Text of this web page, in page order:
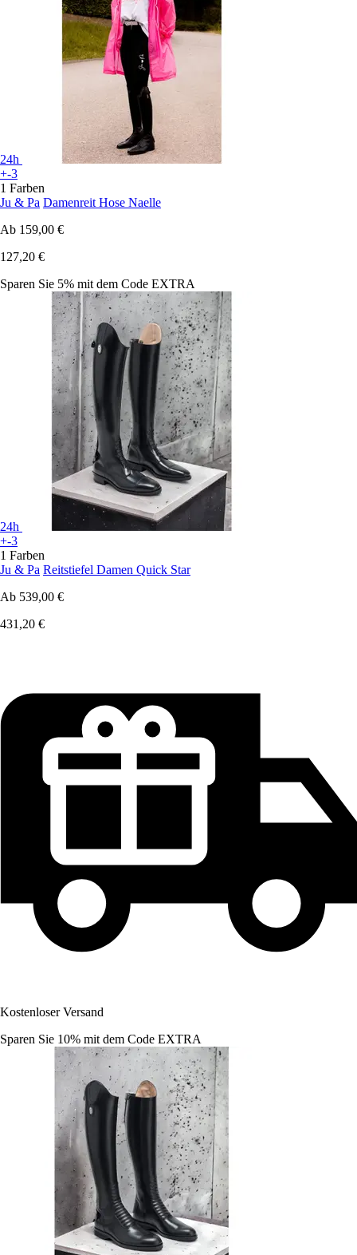
24h
+-3
1 Farben
Ju & Pa Damenreit Hose Naelle
Ab 159,00 €
127,20 €
Sparen Sie 5% mit dem Code EXTRA
24h
+-3
1 Farben
Ju & Pa Reitstiefel Damen Quick Star
Ab 539,00 €
431,20 €
Kostenloser Versand
Sparen Sie 10% mit dem Code EXTRA